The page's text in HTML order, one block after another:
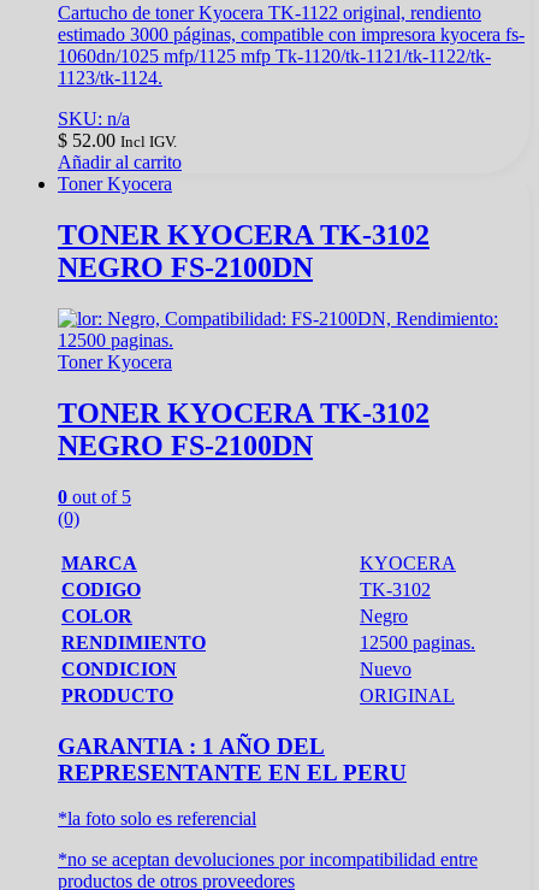
Cartucho de toner Kyocera TK-1122 original, rendiento
estimado 3000 páginas, compatible con impresora kyocera fs-
1060dn/1025 mfp/1125 mfp Tk-1120/tk-1121/tk-1122/tk-
1123/tk-1124.
SKU: n/a
$ 52.00 Incl IGV.
Añadir al carrito
Toner Kyocera
TONER KYOCERA TK-3102
NEGRO FS-2100DN
Toner Kyocera
TONER KYOCERA TK-3102
NEGRO FS-2100DN
0 out of 5
(0)
MARCA
KYOCERA
CODIGO
TK-3102
COLOR
Negro
RENDIMIENTO
12500 paginas.
CONDICION
Nuevo
PRODUCTO
ORIGINAL
GARANTIA : 1 AÑO DEL
REPRESENTANTE EN EL PERU
*la foto solo es referencial
*no se aceptan devoluciones por incompatibilidad entre
productos de otros proveedores